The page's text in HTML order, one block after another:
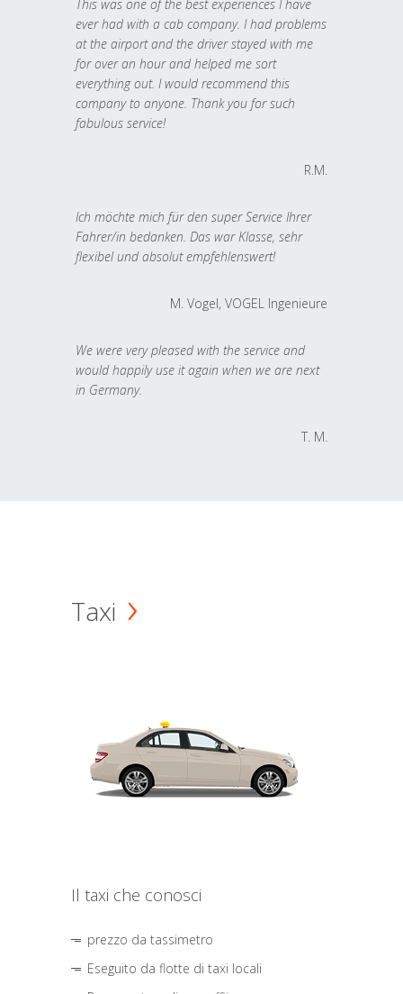
This was one of the best experiences I have
ever had with a cab company. I had problems
at the airport and the driver stayed with me
for over an hour and helped me sort
everything out. I would recommend this
company to anyone. Thank you for such
fabulous service!
R.M.
Ich möchte mich für den super Service Ihrer
Fahrer/in bedanken. Das war Klasse, sehr
flexibel und absolut empfehlenswert!
M. Vogel, VOGEL Ingenieure
We were very pleased with the service and
would happily use it again when we are next
in Germany.
T. M.
Taxi
Il taxi che conosci
prezzo da tassimetro
Eseguito da flotte di taxi locali